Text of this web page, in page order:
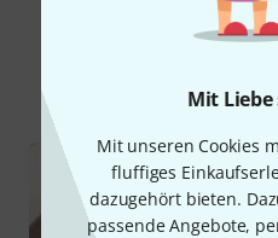
Mit
Mit unseren Cookies
fluffiges
dazugehört bieten.
passende Angebote,
Schon
Alle